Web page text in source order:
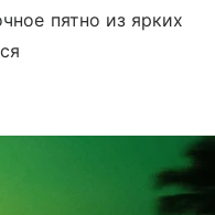
пятно из ярких